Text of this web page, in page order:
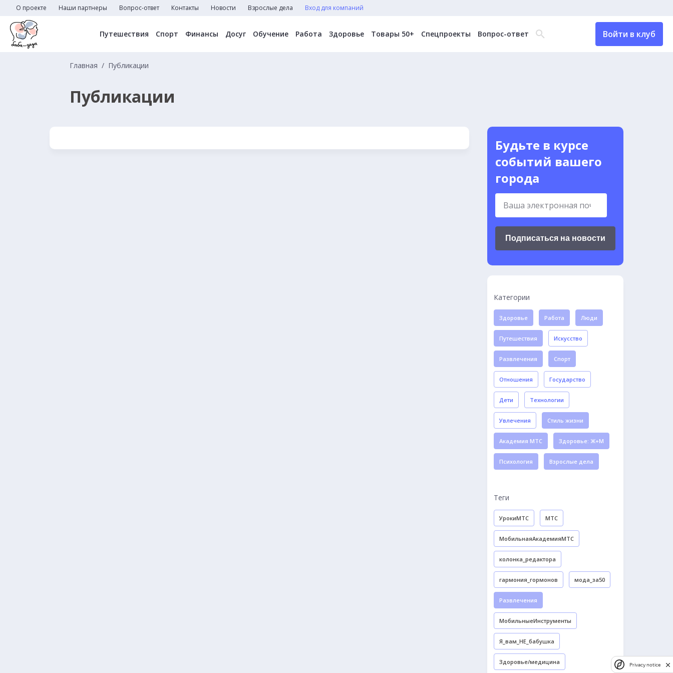
О проекте Наши партнеры Вопрос-ответ Контакты Новости Взрослые дела Вход для компаний
Путешествия Спорт Финансы Досуг Обучение Работа Здоровье Товары 50+ Спецпроекты Вопрос-ответ Войти в клуб
Главная Публикации
Публикации
Будьте в курсе
событий вашего
города
Подписаться на новости
Категории
Здоровье Работа Люди
Путешествия Искусство
Развлечения Спорт
Отношения Государство
Дети Технологии
Увлечения Стиль жизни
Академия МТС Здоровье: Ж+М
Психология Взрослые дела
Теги
УрокиМТС МТС
МобильнаяАкадемияМТС
колонка_редактора
гармония_гормонов мода_за50
Развлечения
МобильныеИнструменты
Я_вам_НЕ_бабушка
Здоровье/медицина Privacy notice